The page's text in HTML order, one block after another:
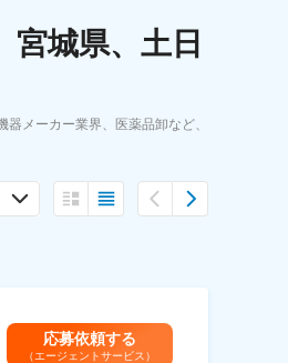
城県、土日
メーカー業界、医薬品卸など、
応募依頼する
（エージェントサービス）